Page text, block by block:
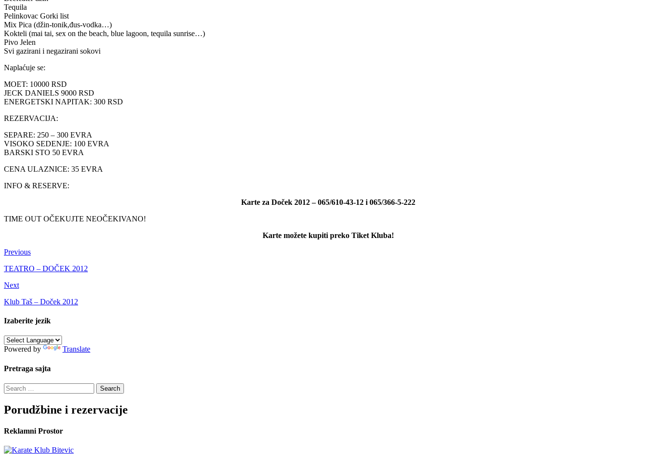
Tequila
Pelinkovac Gorki list
Mix Pica (džin-tonik,đus-vodka…)
Kokteli (mai tai, sex on the beach, blue lagoon, tequila sunrise…)
Pivo Jelen
Svi gazirani i negazirani sokovi
Naplaćuje se:
MOET: 10000 RSD
JECK DANIELS 9000 RSD
ENERGETSKI NAPITAK: 300 RSD
REZERVACIJA:
SEPARE: 250 – 300 EVRA
VISOKO SEDENJE: 100 EVRA
BARSKI STO 50 EVRA
CENA ULAZNICE: 35 EVRA
INFO & RESERVE:
Karte za Doček 2012 – 065/610-43-12 i 065/366-5-222
TIME OUT OČEKUJTE NEOČEKIVANO!
Karte možete kupiti preko Tiket Kluba!
Previous
TEATRO – DOČEK 2012
Next
Klub Taš – Doček 2012
Izaberite jezik
Powered by Translate
Pretraga sajta
Search
for:
Porudžbine i rezervacije
Reklamni Prostor